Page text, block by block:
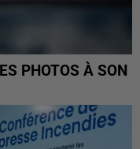
PHOTOS À SON